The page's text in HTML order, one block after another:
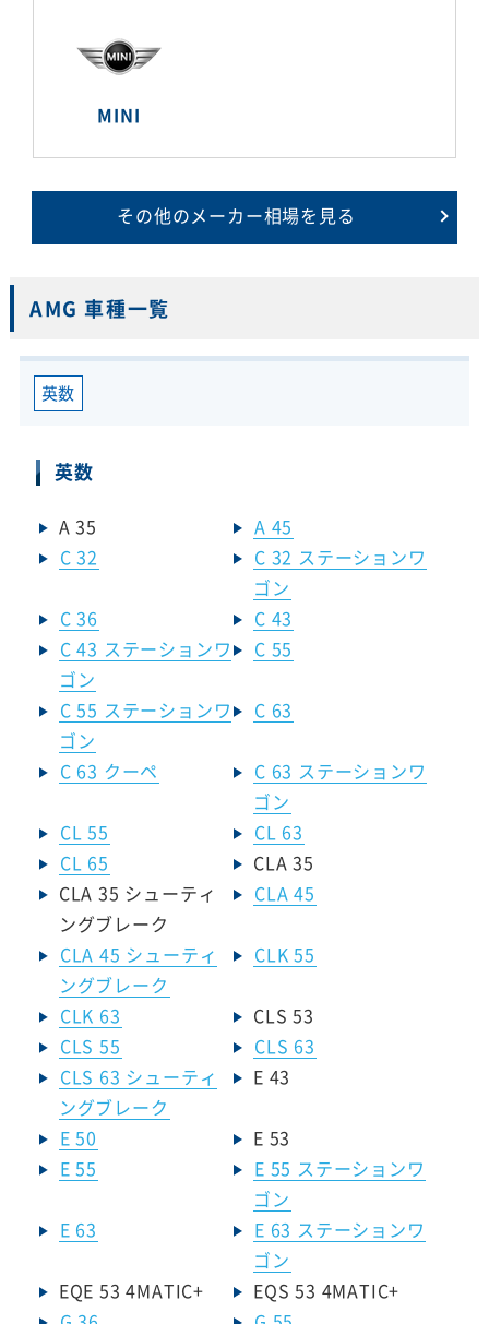
MINI
その他のメーカー相場を見る
AMG 車種一覧
英数
英数
A 35
A 45
C 32
C 32 ステーションワ
ゴン
C 36
C 43
C 43 ステーションワ
ゴン
C 55
C 55 ステーションワ
ゴン
C 63
C 63 クーペ
C 63 ステーションワ
ゴン
CL 55
CL 63
CL 65
CLA 35
CLA 35 シューティ
ングブレーク
CLA 45
CLA 45 シューティ
ングブレーク
CLK 55
CLK 63
CLS 53
CLS 55
CLS 63
CLS 63 シューティ
ングブレーク
E 43
E 50
E 53
E 55
E 55 ステーションワ
ゴン
E 63
E 63 ステーションワ
ゴン
EQE 53 4MATIC+
EQS 53 4MATIC+